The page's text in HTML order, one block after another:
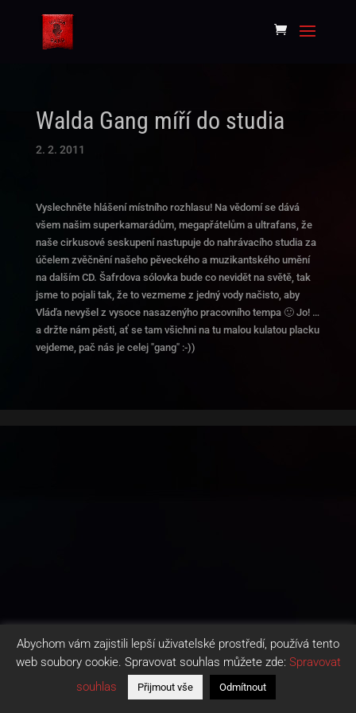
Walda Gang míří do studia
2. 2. 2011
Vyslechněte hlášení místního rozhlasu! Na vědomí se dává
všem našim superkamarádům, megapřátelům a ultrafans, že
naše cirkusové seskupení nastupuje do nahrávacího studia za
účelem zvěčnění našeho pěveckého a muzikantského umění
na dalším CD. Šafrdova sólovka bude co nevidět na světě, tak
jsme to pojali tak, že to vezmeme z jedný vody načisto, aby
Vláďa nevyšel z vysoce nasazenýho pracovního tempa 🙂 Jo! …
a držte nám pěsti, ať se tam všichni na tu malou kulatou placku
vejdeme, pač nás je celej "gang" :-))
Abychom vám zajistili lepší uživatelské prostředí, používá tento
web soubory cookie. Spravovat souhlas můžete zde: Spravovat
souhlas
Přijmout vše Odmítnout